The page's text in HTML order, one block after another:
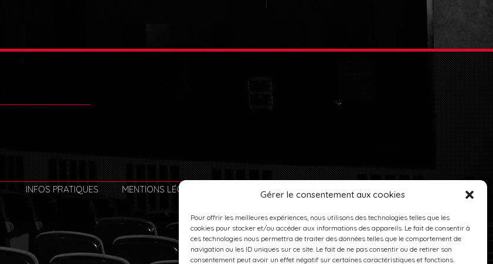
Gérer le consentement aux cookies
Pour offrir les meilleures expériences, nous utilisons des technologies telles que les
cookies pour stocker et/ou accéder aux informations des appareils. Le fait de consentir à
ces technologies nous permettra de traiter des données telles que le comportement de
navigation ou les ID uniques sur ce site. Le fait de ne pas consentir ou de retirer son
consentement peut avoir un effet négatif sur certaines caractéristiques et fonctions.
INFOS PRATIQUES MENTIONS LÉGALES PLAN DU SITE POLITIQUE DE COOKIES (UE)